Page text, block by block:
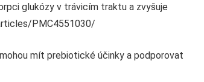
glukózy v trávicím traktu a zvyšuje
PMC4551030/
mít prebiotické účinky a podporovat